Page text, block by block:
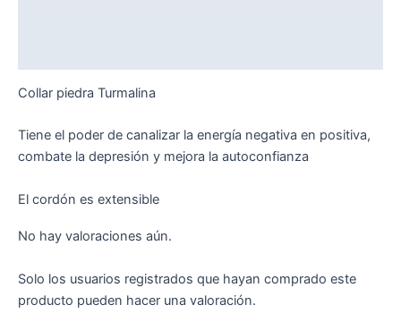
Collar piedra Turmalina
Tiene el poder de canalizar la energía negativa en positiva,
combate la depresión y mejora la autoconfianza
El cordón es extensible
No hay valoraciones aún.
Solo los usuarios registrados que hayan comprado este
producto pueden hacer una valoración.